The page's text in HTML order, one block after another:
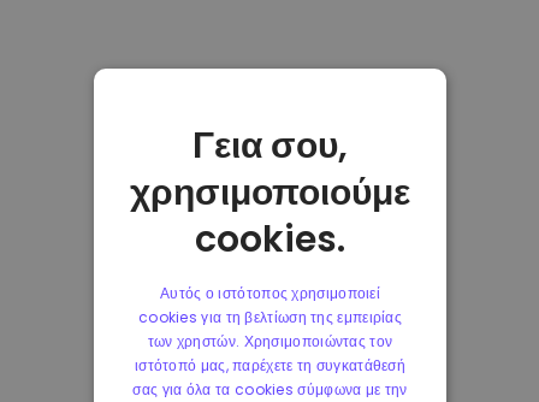
Γεια σου,
χρησιμοποιούμε
cookies.
Αυτός ο ιστότοπος χρησιμοποιεί
cookies για τη βελτίωση της εμπειρίας
των χρηστών. Χρησιμοποιώντας τον
ιστότοπό μας, παρέχετε τη συγκατάθεσή
σας για όλα τα cookies σύμφωνα με την